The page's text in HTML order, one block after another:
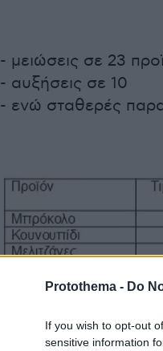
Protothema - Do
If you wish to opt-out
sensitive information
- μειώσεις σε 23
- αυξήσεις σε 10
- ενώ σταθερές